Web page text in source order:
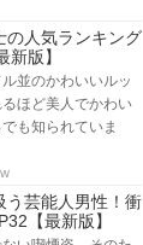
の人気ランキング
版】
並のかわいいルッ
ほど美人でかわい
も知られていま
う芸能人男性！衝
【最新版】